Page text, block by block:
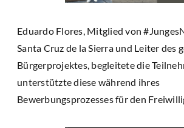
Eduardo Flores, Mitglied von
Santa Cruz de la Sierra und Leiter des
Bürgerprojektes, begleitete die
unterstützte diese während ihres
Bewerbungsprozesses für den